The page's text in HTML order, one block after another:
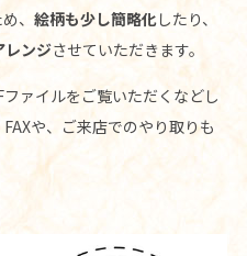
、 絵柄も少し簡略化したり、
レンジさせていただきます。
ァイルをご覧いただくなどし
や、ご来店でのやり取りも